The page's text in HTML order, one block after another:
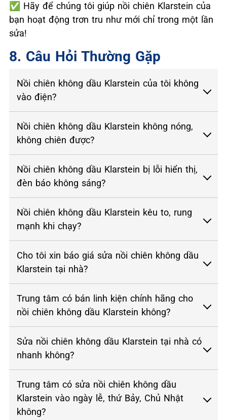
✅ Hãy để chúng tôi giúp nồi chiên Klarstein của
bạn hoạt động trơn tru như mới chỉ trong một lần
sửa!
8. Câu Hỏi Thường Gặp
Nồi chiên không dầu Klarstein của tôi không
vào điện?
Nồi chiên không dầu Klarstein không nóng,
không chiên được?
Nồi chiên không dầu Klarstein bị lỗi hiển thị,
đèn báo không sáng?
Nồi chiên không dầu Klarstein kêu to, rung
mạnh khi chạy?
Cho tôi xin báo giá sửa nồi chiên không dầu
Klarstein tại nhà?
Trung tâm có bán linh kiện chính hãng cho
nồi chiên không dầu Klarstein không?
Sửa nồi chiên không dầu Klarstein tại nhà có
nhanh không?
Trung tâm có sửa nồi chiên không dầu
Klarstein vào ngày lễ, thứ Bảy, Chủ Nhật
không?